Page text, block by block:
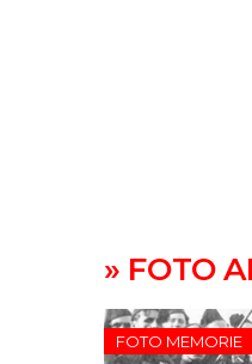
» FOTO
FOTO MEMORIE